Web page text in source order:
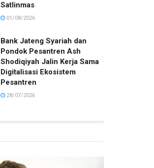
Satlinmas
01/08/2026
Bank Jateng Syariah dan
Pondok Pesantren Ash
Shodiqiyah Jalin Kerja Sama
Digitalisasi Ekosistem
Pesantren
28/07/2026